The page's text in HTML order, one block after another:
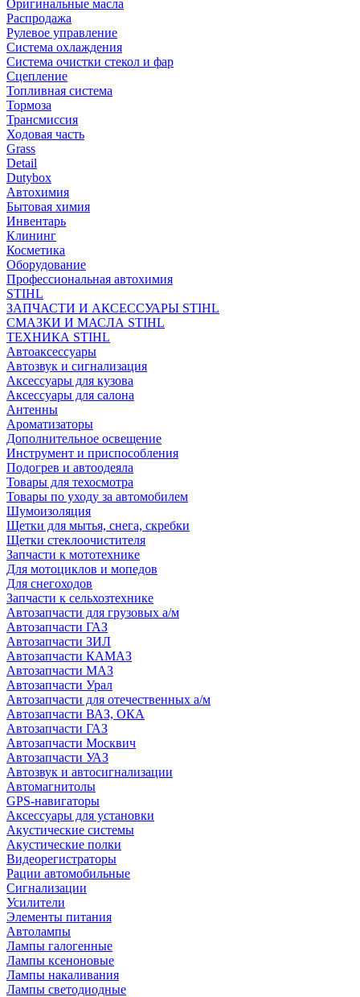
Оригинальные масла
Распродажа
Рулевое управление
Система охлаждения
Система очистки стекол и фар
Сцепление
Топливная система
Тормоза
Трансмиссия
Ходовая часть
Grass
Detail
Dutybox
Автохимия
Бытовая химия
Инвентарь
Клининг
Косметика
Оборудование
Профессиональная автохимия
STIHL
ЗАПЧАСТИ И АКСЕССУАРЫ STIHL
СМАЗКИ И МАСЛА STIHL
ТЕХНИКА STIHL
Автоаксессуары
Автозвук и сигнализация
Аксессуары для кузова
Аксессуары для салона
Антенны
Ароматизаторы
Дополнительное освещение
Инструмент и приспособления
Подогрев и автоодеяла
Товары для техосмотра
Товары по уходу за автомобилем
Шумоизоляция
Щетки для мытья, снега, скребки
Щетки стеклоочистителя
Запчасти к мототехнике
Для мотоциклов и мопедов
Для снегоходов
Запчасти к сельхозтехнике
Автозапчасти для грузовых а/м
Автозапчасти ГАЗ
Автозапчасти ЗИЛ
Автозапчасти КАМАЗ
Автозапчасти МАЗ
Автозапчасти Урал
Автозапчасти для отечественных а/м
Автозапчасти ВАЗ, ОКА
Автозапчасти ГАЗ
Автозапчасти Москвич
Автозапчасти УАЗ
Автозвук и автосигнализации
Автомагнитолы
GPS-навигаторы
Аксессуары для установки
Акустические системы
Акустические полки
Видеорегистраторы
Рации автомобильные
Сигнализации
Усилители
Элементы питания
Автолампы
Лампы галогенные
Лампы ксеноновые
Лампы накаливания
Лампы светодиодные